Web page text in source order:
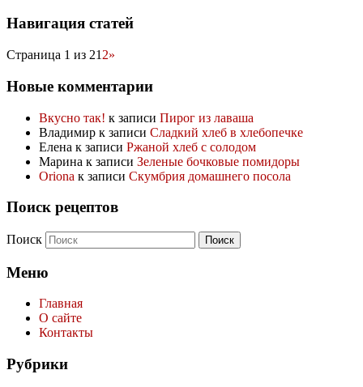
Навигация статей
Страница 1 из 21 2»
Новые комментарии
Вкусно так! к записи Пирог из лаваша
Владимир к записи Сладкий хлеб в хлебопечке
Елена к записи Ржаной хлеб с солодом
Марина к записи Зеленые бочковые помидоры
Oriona к записи Скумбрия домашнего посола
Поиск рецептов
Поиск
Меню
Главная
О сайте
Контакты
Рубрики